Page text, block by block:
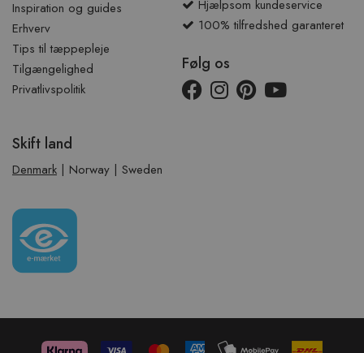
Inspiration og guides
Erhverv
Tips til tæppepleje
Tilgængelighed
Privatlivspolitik
Hjælpsom kundeservice
100% tilfredshed garanteret
Følg os
Skift land
Denmark | Norway | Sweden